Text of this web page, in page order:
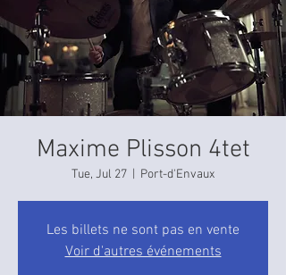
Maxime Plisson 4tet
Tue, Jul 27 Port-d'Envaux
Les billets ne sont pas en vente
Voir d'autres événements